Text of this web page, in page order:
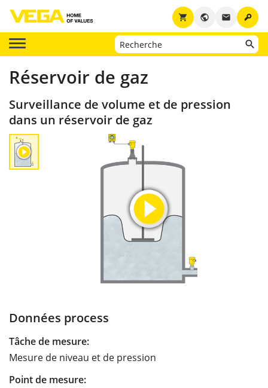
key
email
public
shopping_cart
Réservoir de gaz
Surveillance de volume et de pression
dans un réservoir de gaz
Données process
Tâche de mesure:
Mesure de niveau et de pression
Point de mesure: